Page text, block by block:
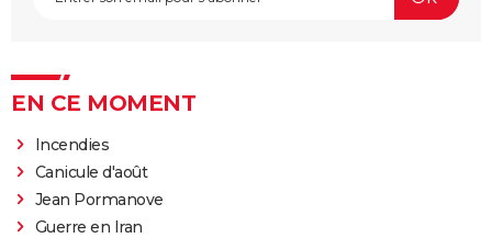
EN CE MOMENT
Incendies
Canicule d'août
Jean Pormanove
Guerre en Iran